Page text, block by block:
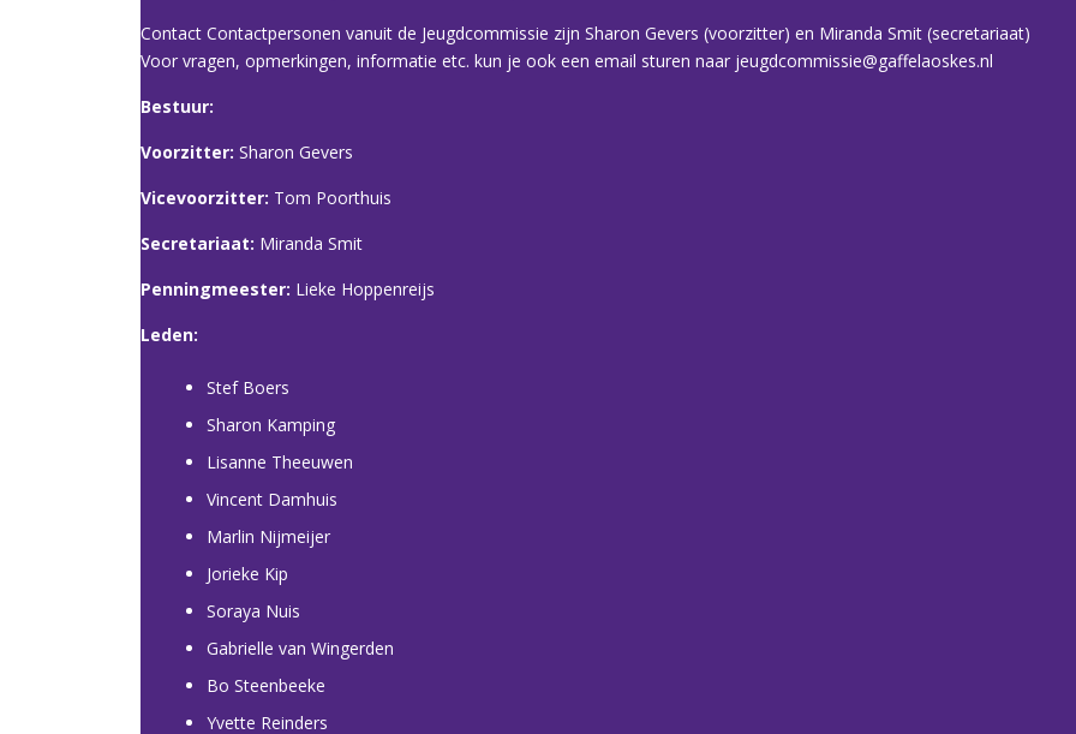
Contact Contactpersonen vanuit de Jeugdcommissie zijn Sharon Gevers (voorzitter) en Miranda Smit (secretariaat)
Voor vragen, opmerkingen, informatie etc. kun je ook een email sturen naar jeugdcommissie@gaffelaoskes.nl
Bestuur:
Voorzitter: Sharon Gevers
Vicevoorzitter: Tom Poorthuis
Secretariaat: Miranda Smit
Penningmeester: Lieke Hoppenreijs
Leden:
Stef Boers
Sharon Kamping
Lisanne Theeuwen
Vincent Damhuis
Marlin Nijmeijer
Jorieke Kip
Soraya Nuis
Gabrielle van Wingerden
Bo Steenbeeke
Yvette Reinders